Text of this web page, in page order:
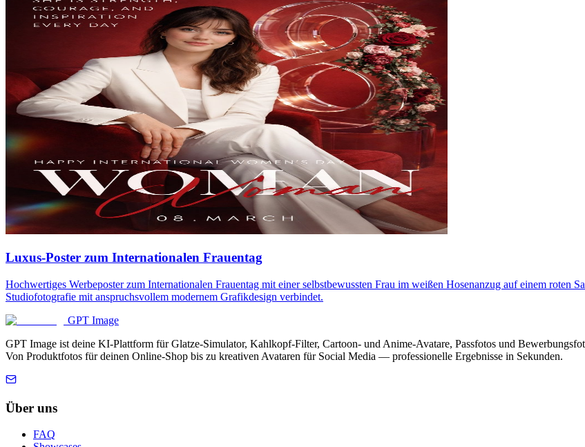
Luxus-Poster zum Internationalen Frauentag
Hochwertiges Werbeposter zum Internationalen Frauentag mit einer selbstbewussten Frau im weißen Hosenanzug auf einem roten
Studiofotografie mit anspruchsvollem modernem Grafikdesign verbindet.
GPT Image
GPT Image ist deine KI-Plattform für Glatze-Simulator, Kahlkopf-Filter, Cartoon- und Anime-Avatare, Passfotos und
Von Produktfotos für deinen Online-Shop bis zu kreativen Avataren für Social Media — professionelle Ergebnisse in Sekunden.
Über uns
FAQ